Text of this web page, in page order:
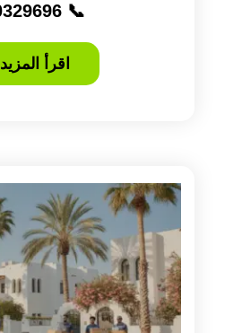
📞 0560329696
اقرأ المزيد